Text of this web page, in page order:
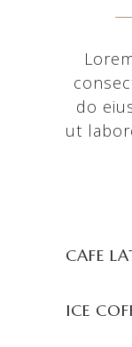
do
ut
CAFE
ICE